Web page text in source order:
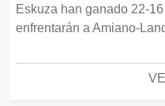
Eskuza han ganado 22-
enfrentarán a Amiano-